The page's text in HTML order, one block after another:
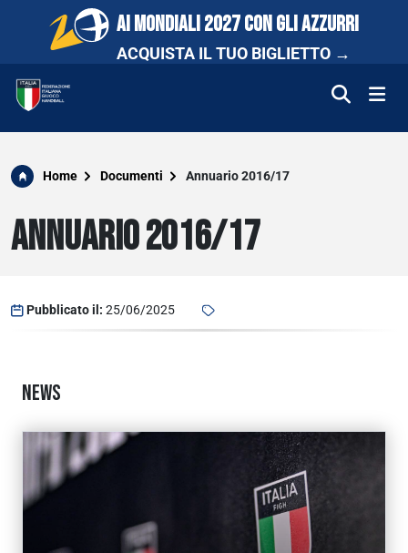
AI MONDIALI 2027 CON GLI AZZURRI
ACQUISTA IL TUO BIGLIETTO →
SCUOLA E PROMOZIONE
AREA RISERVATA
Home Documenti Annuario 2016/17
ANNUARIO 2016/17
Pubblicato il: 25/06/2025
NEWS